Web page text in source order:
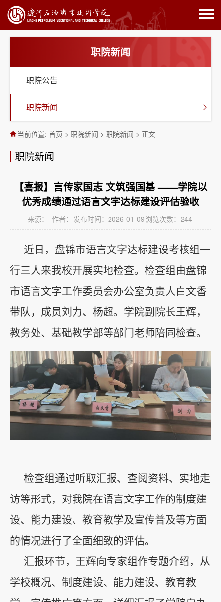
职院新闻
职院公告
职院新闻
当前位置:首页 >职院新闻 >职院新闻 > 正文
职院新闻
【喜报】言传家国志 文筑强国基 ——学院以
优秀成绩通过语言文字达标建设评估验收
来源： 作者： 发布时间：2026-01-09 浏览次数： 244
近日，盘锦市语言文字达标建设考核组一
行三人来我校开展实地检查。检查组由盘锦
市语言文字工作委员会办公室负责人白文香
带队，成员刘力、杨超。学院副院长王辉，
教务处、基础教学部等部门老师陪同检查。
检查组通过听取汇报、查阅资料、实地走
访等形式，对我院在语言文字工作的制度建
设、能力建设、教育教学及宣传普及等方面
的情况进行了全面细致的评估。
汇报环节，王辉向专家组作专题介绍，从
学校概况、制度建设、能力建设、教育教